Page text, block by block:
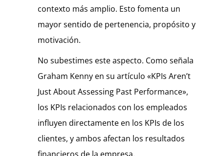
contexto más amplio. Esto fomenta un
mayor sentido de pertenencia, propósito y
motivación.
No subestimes este aspecto. Como señala
Graham Kenny en su artículo «KPIs Aren’t
Just About Assessing Past Performance»,
los KPIs relacionados con los empleados
influyen directamente en los KPIs de los
clientes, y ambos afectan los resultados